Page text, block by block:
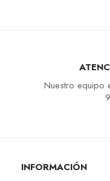
Nuestro equipo
INFORMACIÓN